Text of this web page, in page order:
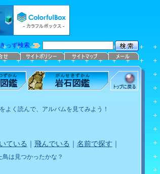
きっず検索
よく読んで、アルバムを見てみよう！
ている ｜ 飛んでいる ｜ 名前で探す ｜
は見つかったかな？